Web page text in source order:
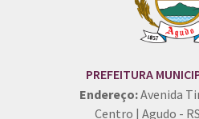
PREFEITURA
Endereço:Avenida
Centro | Agudo -